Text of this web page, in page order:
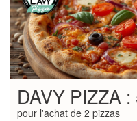
DAVY PIZZA
pour l'achat de 2 pizzas